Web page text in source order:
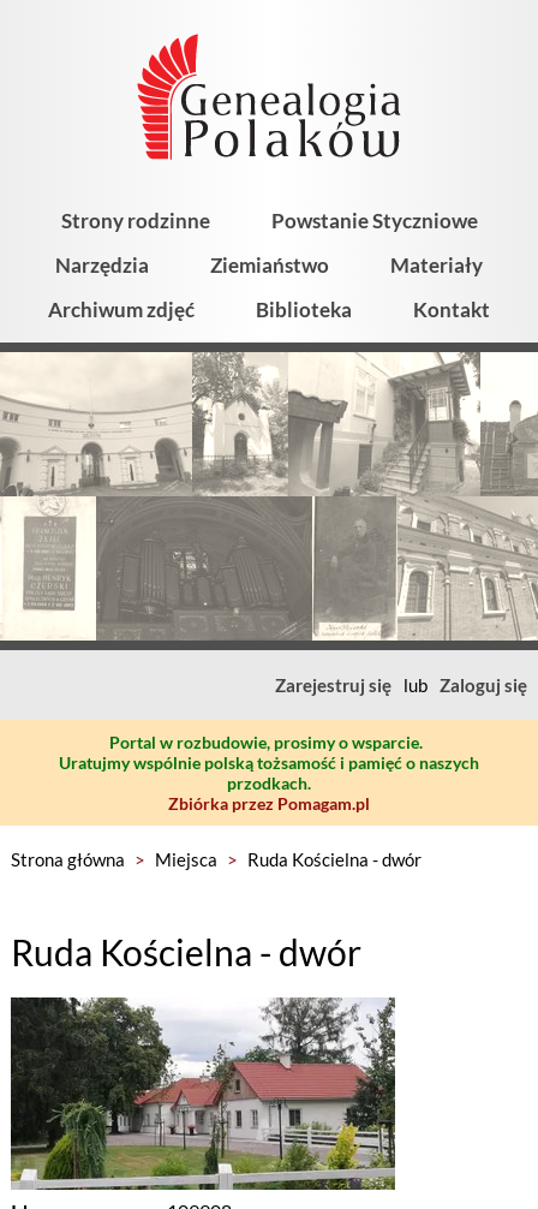
Strony rodzinne
Powstanie Styczniowe
Narzędzia
Ziemiaństwo
Materiały
Archiwum zdjęć
Biblioteka Kontakt
Zarejestruj się lub Zaloguj się
Portal w rozbudowie, prosimy o wsparcie.
Uratujmy wspólnie polską tożsamość i pamięć o naszych
przodkach.
Zbiórka przez Pomagam.pl
Strona główna > Miejsca > Ruda Kościelna - dwór
Ruda Kościelna - dwór